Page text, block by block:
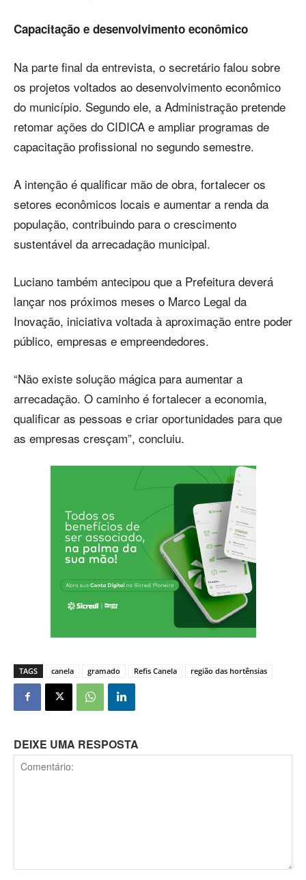
Capacitação e desenvolvimento econômico
Na parte final da entrevista, o secretário falou sobre
os projetos voltados ao desenvolvimento econômico
do município. Segundo ele, a Administração pretende
retomar ações do CIDICA e ampliar programas de
capacitação profissional no segundo semestre.
A intenção é qualificar mão de obra, fortalecer os
setores econômicos locais e aumentar a renda da
população, contribuindo para o crescimento
sustentável da arrecadação municipal.
Luciano também antecipou que a Prefeitura deverá
lançar nos próximos meses o Marco Legal da
Inovação, iniciativa voltada à aproximação entre poder
público, empresas e empreendedores.
“Não existe solução mágica para aumentar a
arrecadação. O caminho é fortalecer a economia,
qualificar as pessoas e criar oportunidades para que
as empresas cresçam”, concluiu.
TAGS canela gramado Refis Canela região das hortênsias
DEIXE UMA RESPOSTA